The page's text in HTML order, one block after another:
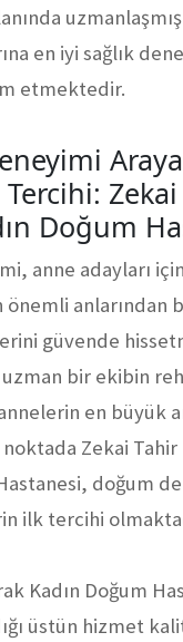
en iyi sağlık
etmektedir.
Doğum
anne adayları için
önemli anlarından
güvende
bir ekibin
en büyük
Zekai Tahir
doğum
ilk tercihi
Kadın Doğum
üstün hizmet